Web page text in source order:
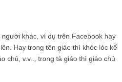
khác, ví dụ trên Facebook hay
Hay trong tôn giáo thì khóc lóc kể
chủ, v.v.., trong tà giáo thì giáo chủ